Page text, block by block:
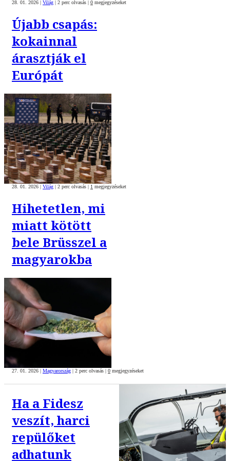
28. 01. 2026 | Világ | 2 perc olvasás | 0 megjegyzéseket
Újabb csapás:
kokainnal
árasztják el
Európát
28. 01. 2026 | Világ | 2 perc olvasás | 1 megjegyzéseket
Hihetetlen, mi
miatt kötött
bele Brüsszel a
magyarokba
27. 01. 2026 | Magyarország | 2 perc olvasás | 0 megjegyzéseket
Ha a Fidesz
veszít, harci
repülőket
adhatunk